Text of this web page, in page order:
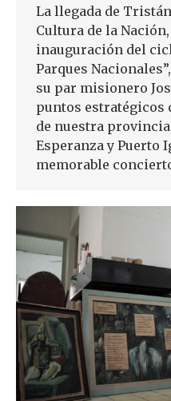
La llegada de
Cultura de la
inauguración del
Parques
su par misionero
puntos estratégicos
de nuestra
Esperanza y Puerto
memorable